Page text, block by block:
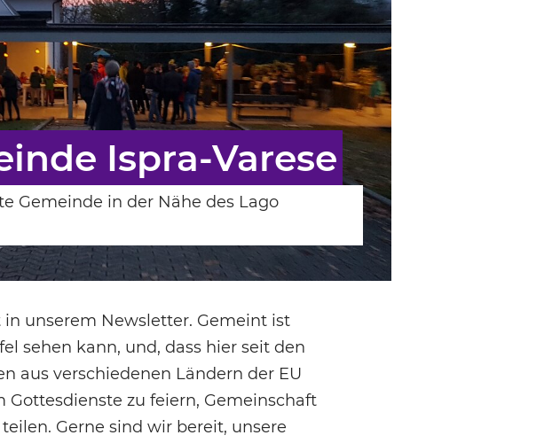
Ispra-Varese
Gemeinde in der Nähe des Lago
in unserem Newsletter. Gemeint ist
sehen kann, und, dass hier seit den
aus verschiedenen Ländern der EU
zu feiern, Gemeinschaft
Gerne sind wir bereit, unsere